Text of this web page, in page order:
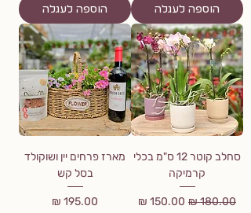
הוספה לעגלה הוספה לעגלה
סחלב קוטר 12 ס"מ בכלי
קרמיקה
מחיר רגיל מחיר מבצע
מארז פרחים יין ושוקולד
בסל קש
מחיר